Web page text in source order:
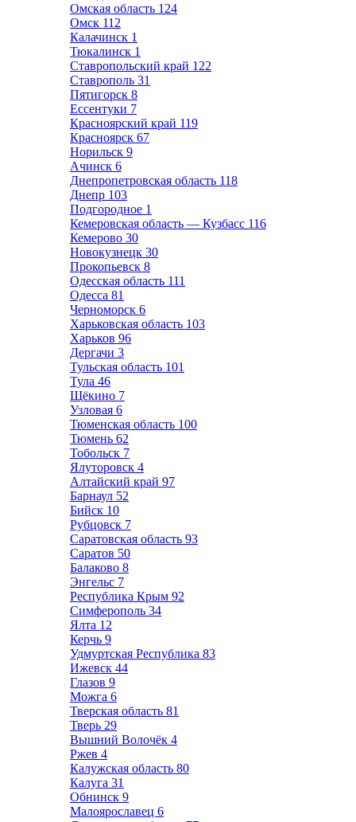
Омская область 124
Омск 112
Калачинск 1
Тюкалинск 1
Ставропольский край 122
Ставрополь 31
Пятигорск 8
Ессентуки 7
Красноярский край 119
Красноярск 67
Норильск 9
Ачинск 6
Днепропетровская область 118
Днепр 103
Подгородное 1
Кемеровская область — Кузбасс 116
Кемерово 30
Новокузнецк 30
Прокопьевск 8
Одесская область 111
Одесса 81
Черноморск 6
Харьковская область 103
Харьков 96
Дергачи 3
Тульская область 101
Тула 46
Щёкино 7
Узловая 6
Тюменская область 100
Тюмень 62
Тобольск 7
Ялуторовск 4
Алтайский край 97
Барнаул 52
Бийск 10
Рубцовск 7
Саратовская область 93
Саратов 50
Балаково 8
Энгельс 7
Республика Крым 92
Симферополь 34
Ялта 12
Керчь 9
Удмуртская Республика 83
Ижевск 44
Глазов 9
Можга 6
Тверская область 81
Тверь 29
Вышний Волочёк 4
Ржев 4
Калужская область 80
Калуга 31
Обнинск 9
Малоярославец 6